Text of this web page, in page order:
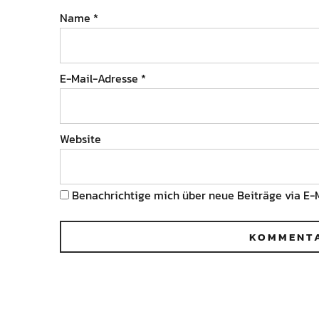
Name *
E-Mail-Adresse *
Website
Benachrichtige mich über neue Beiträge via E-